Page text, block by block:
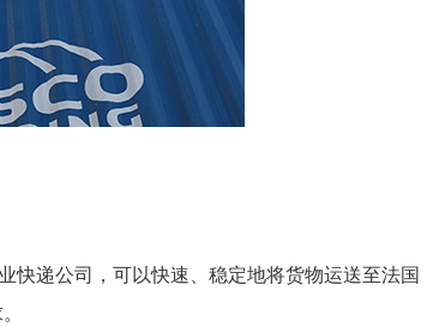
快递公司，可以快速、稳定地将货物运送至法国